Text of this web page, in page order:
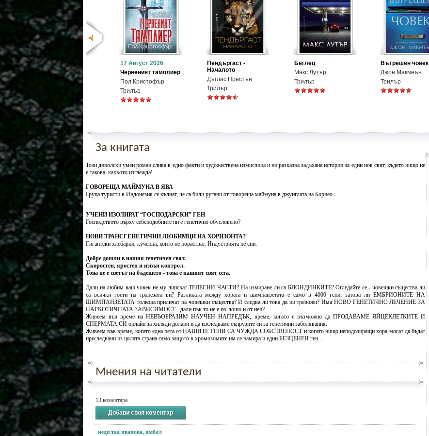
17 Август 2026
Червеният тамплиер
Пол Кристофър
Трилър
Пендъргаст -
Началото
Дъглас Престън
Трилър
Беглец
Макс Лутър
Трилър
Вътрешен човек
Джон Макмеън
Трилър
За книгата
Този дяволски умен роман слива в едно факти и художествена измислица и ни разказва задъхана история за един нов свят, където нищо не
е такова, каквото изглежда!
ГОВОРЕЩА МАЙМУНА В ЯВА
Група туристи в Индонезия се кълнат, че са били ругани от говореща маймуна в джунглата на Борнео...
УЧЕНИ ИЗОЛИРАТ “ГОСПОДАРСКИ” ГЕН
Господството върху себеподобните ни е генетично обусловено?
НОВИ ТРАНСГЕНЕТИЧНИ ЛЮБИМЦИ НА ХОРИЗОНТА?
Гигантски хлебарки, кученца, които не порастват. Индустрията не спи.
Добре дошли в нашия генетичен свят.
Скоростен, яростен и извън контрол.
Това не е светът на бъдещето - това е нашият свят сега.
Дали на любим ваш човек не му липсват ТЕЛЕСНИ ЧАСТИ? На измиране ли са БЛОНДИНКИТЕ? Огледайте се - човешки същества ли
са всички гости на трапезата ви? Разликата между хората и шимпанзетата е само в 4000 гени; затова ли ЕМБРИОНИТЕ НА
ШИМПАНЗЕТАТА толкова приличат на човешки същества? И следва ли това да ни тревожи? Има НОВО ГЕНЕТИЧНО ЛЕЧЕНИЕ ЗА
НАРКОТИЧНАТА ЗАВИСИМОСТ - дали пък то не е по-лошо и от нея?
Живеем във време на НЕВЪОБРАЗИМ НАУЧЕН НАПРЕДЪК, време, когато е възможно да ПРОДАВАМЕ ЯЙЦЕКЛЕТКИТЕ И
СПЕРМАТА СИ онлайн за хиляди долари и да изследваме съпрузите си за генетични заболявания.
Живеем във време, когато една пета от НАШИТЕ ГЕНИ СА ЧУЖДА СОБСТВЕНОСТ и когато нищо неподозиращи хора могат да бъдат
преследвани из цялата страна само защото в хромозомите им се намира и един БЕЗЦЕНЕН ген...
Мнения на читатели
13 коментара
Добави своя коментар
недялка иванова, ямбол